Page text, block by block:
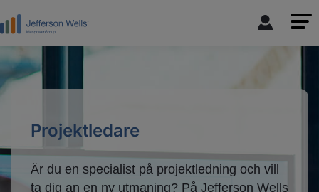
Projektledare
Är du en specialist på projektledning och vill
ta dig an en ny utmaning? På Jefferson Wells